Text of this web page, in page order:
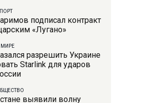
подписал контракт
«Лугано»
МИРЕ
разрешить Украине
Starlink для ударов
выявили волну